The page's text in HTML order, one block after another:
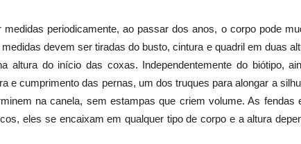
periodicamente, ao passar dos anos, o corpo pode
devem ser tiradas do busto, cintura e quadril em duas
altura do início das coxas. Independentemente do biótipo,
e cumprimento das pernas, um dos truques para alongar a
na canela, sem estampas que criem volume. As fendas
eles se encaixam em qualquer tipo de corpo e a altura